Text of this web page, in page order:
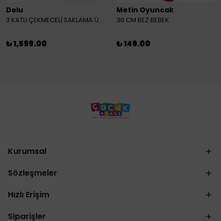
Dolu
3 KATLI ÇEKMECELİ SAKLAMA ÜNİTESİ
₺ 1,599.00
Metin Oyuncak
30 CM BEZ BEBEK
₺ 149.00
Kurumsal
Sözleşmeler
Hızlı Erişim
Siparişler